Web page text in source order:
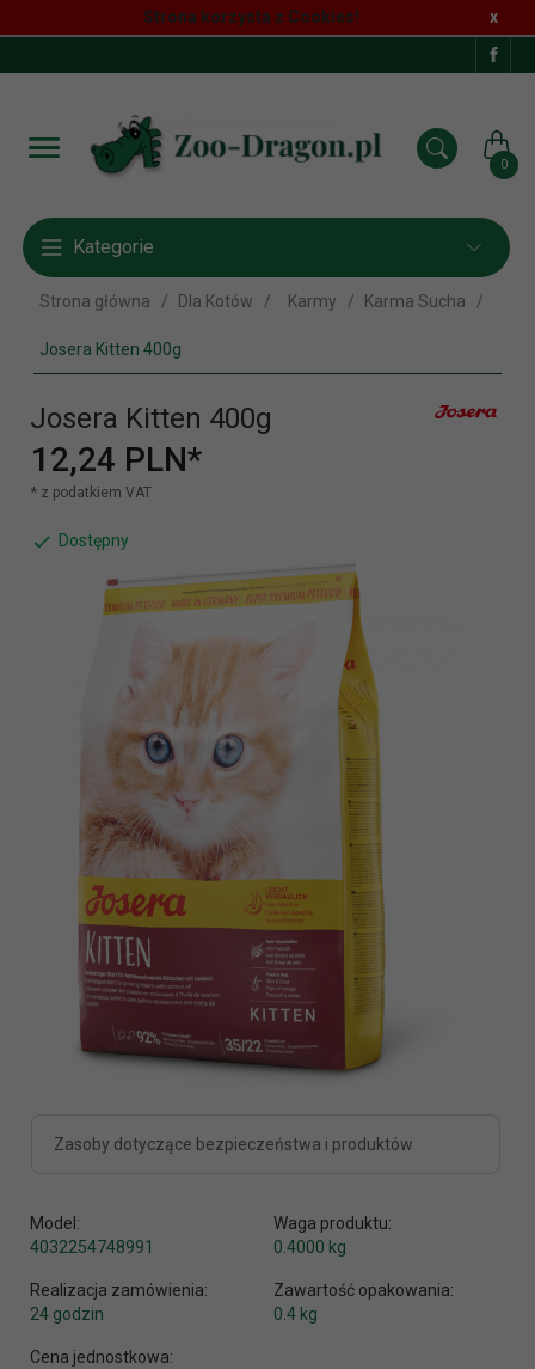
Strona korzysta z Cookies! x
0
Kategorie
Strona główna Dla Kotów Karmy Karma Sucha
Josera Kitten 400g
Josera Kitten 400g
12,24 PLN*
* z podatkiem VAT
Dostępny
Zasoby dotyczące bezpieczeństwa i produktów
Model:
4032254748991
Waga produktu:
0.4000 kg
Realizacja zamówienia:
24 godzin
Zawartość opakowania:
0.4 kg
Cena jednostkowa: